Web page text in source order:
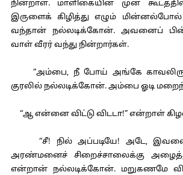
நின்றாள். மாளிகையின் முன்
இருளைக் கிழித்து எழும்
வந்தான் நல்லடிக்கோன். அவனைப்
வாள் வீரர் வந்து நின்றார்கள்.
“அம்பை, நீ போய் அங்கே
குரலில் நல்லடிக்கோன். அம்பை ஓடி
“ஆ என்னை விட்டு விடடா!” என்றாள்
“சீ! நில் அப்படியே! அடே, இவளைப்
அரண்மனைச் சிறைச்சாலைக்கு
என்றான் நல்லடிக்கோன். மறுகணமே